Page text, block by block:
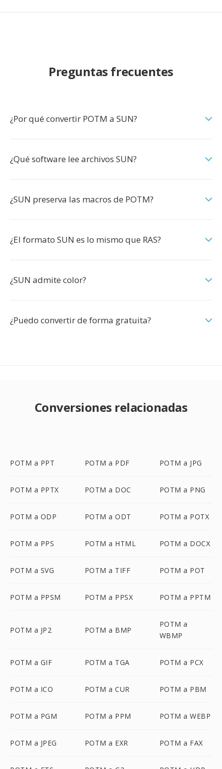
Preguntas frecuentes
¿Por qué convertir POTM a SUN?
¿Qué software lee archivos SUN?
¿SUN preserva las macros de POTM?
¿El formato SUN es lo mismo que RAS?
¿SUN admite color?
¿Puedo convertir de forma gratuita?
Conversiones relacionadas
POTM a PPT POTM a PDF POTM a JPG
POTM a PPTX POTM a DOC POTM a PNG
POTM a ODP POTM a ODT POTM a POTX
POTM a PPS POTM a HTML POTM a DOCX
POTM a SVG POTM a TIFF POTM a POT
POTM a PPSM POTM a PPSX POTM a PPTM
POTM a JP2 POTM a BMP
POTM a
WBMP
POTM a GIF POTM a TGA POTM a PCX
POTM a ICO POTM a CUR POTM a PBM
POTM a PGM POTM a PPM POTM a WEBP
POTM a JPEG POTM a EXR POTM a FAX